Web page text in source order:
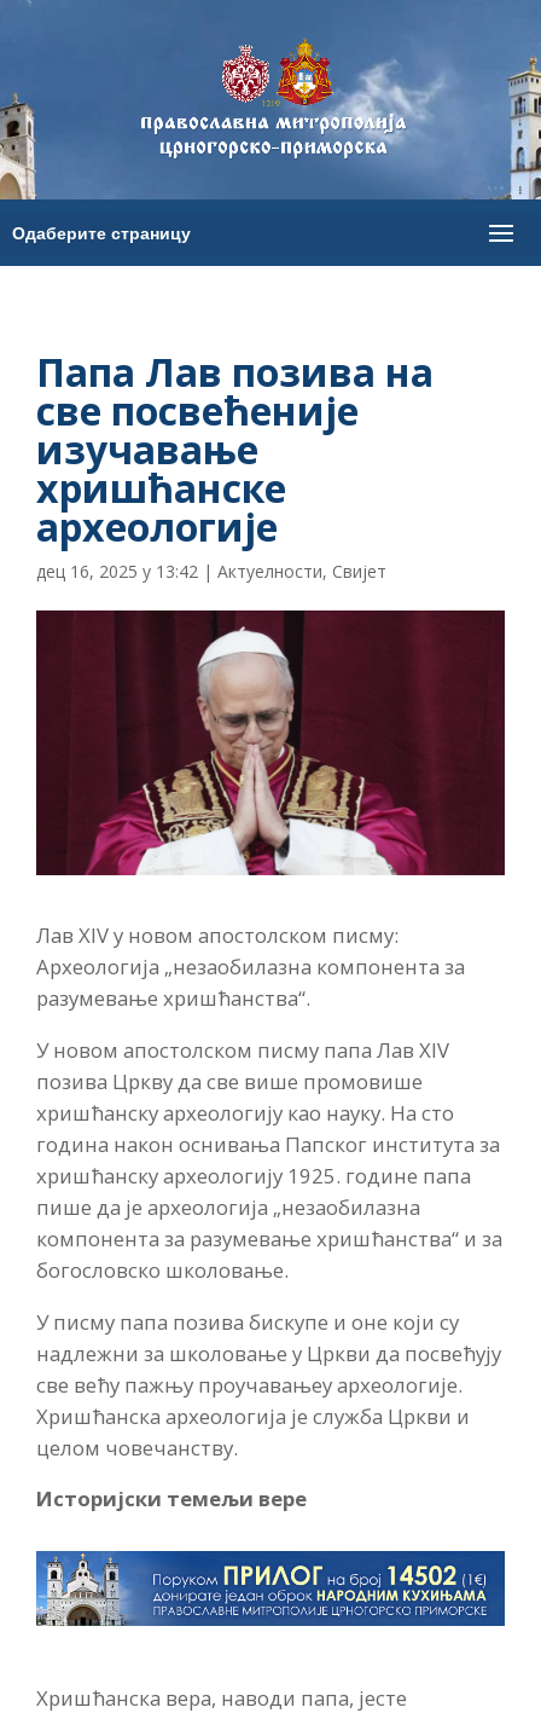
Папа Лав позива на
све посвећеније
изучавање
хришћанске
археологије
дец 16, 2025 у 13:42 | Актуелности, Свијет
Лав XIV у новом апостолском писму:
Археологија „незаобилазна компонента за
разумевање хришћанства“.
У новом апостолском писму папа Лав XIV
позива Цркву да све више промовише
хришћанску археологију као науку. На сто
година након оснивања Папског института за
хришћанску археологију 1925. године папа
пише да је археологија „незаобилазна
компонента за разумевање хришћанства“ и за
богословско школовање.
У писму папа позива бискупе и оне који су
надлежни за школовање у Цркви да посвећују
све већу пажњу проучавањеу археологије.
Хришћанска археологија је служба Цркви и
целом човечанству.
Историјски темељи вере
Хришћанска вера, наводи папа, јесте